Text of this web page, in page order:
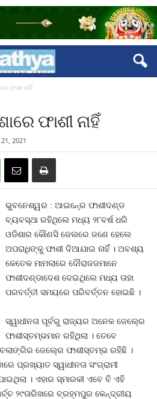
ଫାଶୀ ନାହିଁ
ଫାଶୀ ନାହିଁ
2021
ଭୁବନେଶ୍ୱର : ଆଇନ୍‍ରେ ଫାଶୀଦଣ୍ଡ
ବ୍ୟବସ୍ଥା ରହିଥିଲେ ମଧ୍ୟ ୨୮ବର୍ଷ ଧରି
ଓଡିଶାର କୌଣସି ଜେଲରେ ଜଣେ ହେଲେ
ଅପରାଧିଙ୍କୁ ଫାଶୀ ଦିଆଯାଇ ନାହିଁ । ଅବଶ୍ୟ
କେତେକ ମାମଲାରେ ଦୌରାଜଜମାନେ
ଫାଶୀଦଣ୍ଡାଦେଶ ଦେଇଥିଲେ ମଧ୍ୟ ତାହା
ପରବର୍ତ୍ତୀ ସମୟରେ ପରିବର୍ତ୍ତନ ହୋଇଛି ।
ସ୍ୱାଧୀନତା ପୂର୍ବରୁ ରାଜ୍ୟର ଅନେକ ଜେଲ୍‍ରେ
ଫାଶୀସ୍ତମ୍ଭମାନ ରହିଥିଲା । ତେବେ
ଜେଲ୍‍ରେ ଫାଶୀସ୍ତମ୍ଭ ରହିଛି ।
ପ୍ରଖ୍ୟାତ ସ୍ୱାଧୀନତା ସଂଗ୍ରାମୀ
। ଏହାର ସ୍ମାରକୀ ଏବେ ବି ଏହି
୨୯ତାରିଖରେ ବ୍ରହ୍ମପୁର କେନ୍ଦ୍ରୀୟ